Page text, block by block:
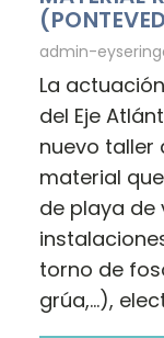
admin-
La
del Eje
nuevo taller
material
de playa de
torno de
grúa,…),